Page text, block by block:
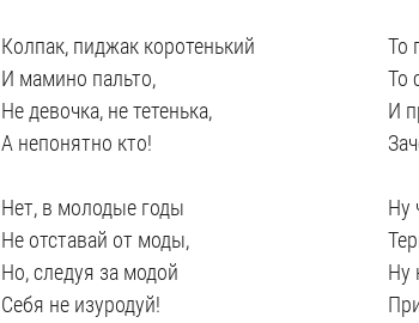
Колпак, пиджак коротенький
И мамино пальто,
Не девочка, не тетенька,
А непонятно кто!
Нет, в молодые годы
Не отставай от моды,
Но, следуя за модой
Себя не изуродуй!
То
То
И
Ну
Ну